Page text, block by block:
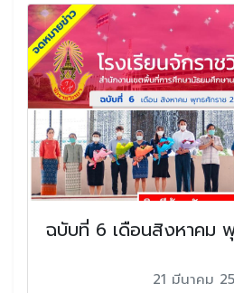
ฉบับที่ 6 เดือนสิงหาคม
21 มีนาคม